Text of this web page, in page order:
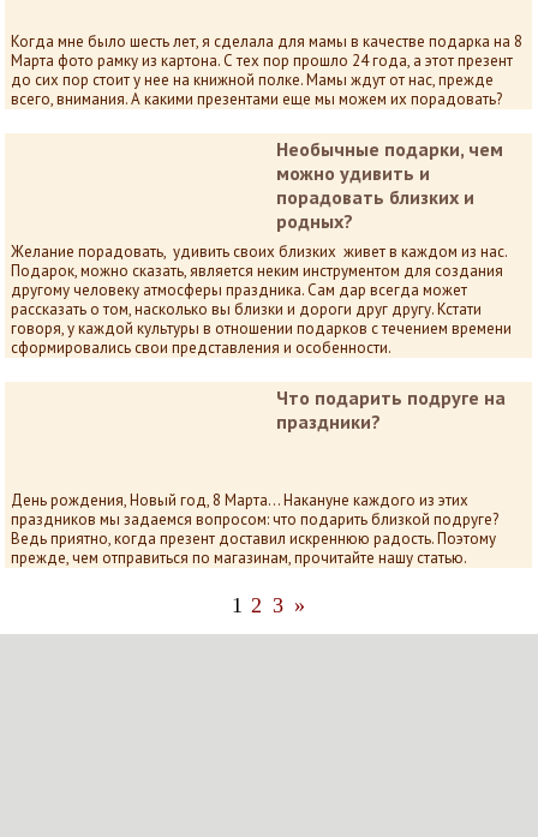
Когда мне было шесть лет, я сделала для мамы в качестве подарка на 8
Марта фото рамку из картона. С тех пор прошло 24 года, а этот презент
до сих пор стоит у нее на книжной полке. Мамы ждут от нас, прежде
всего, внимания. А какими презентами еще мы можем их порадовать?
Необычные подарки, чем
можно удивить и
порадовать близких и
родных?
Желание порадовать, удивить своих близких живет в каждом из нас.
Подарок, можно сказать, является неким инструментом для создания
другому человеку атмосферы праздника. Сам дар всегда может
рассказать о том, насколько вы близки и дороги друг другу. Кстати
говоря, у каждой культуры в отношении подарков с течением времени
сформировались свои представления и особенности.
Что подарить подруге на
праздники?
День рождения, Новый год, 8 Марта… Накануне каждого из этих
праздников мы задаемся вопросом: что подарить близкой подруге?
Ведь приятно, когда презент доставил искреннюю радость. Поэтому
прежде, чем отправиться по магазинам, прочитайте нашу статью.
1 2 3 »